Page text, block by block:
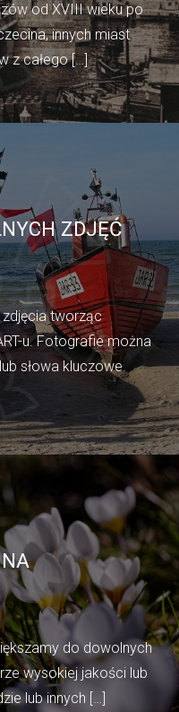
od XVIII wieku po
innych miast
z całego […]
ZDJĘĆ
zdjęcia tworząc
u. Fotografie można
słowa kluczowe.
do dowolnych
wysokiej jakości lub
lub innych […]